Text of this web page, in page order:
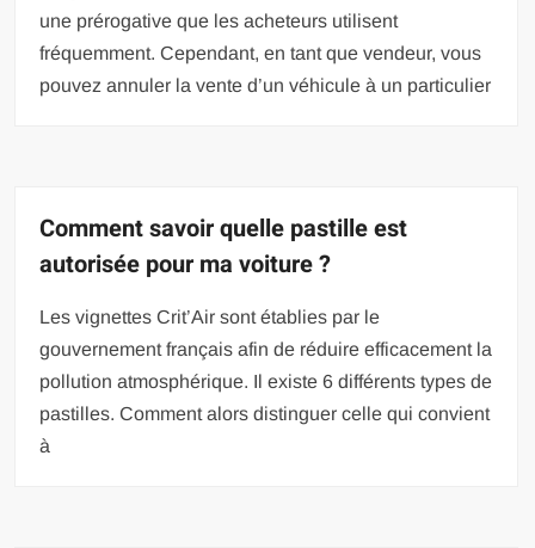
une prérogative que les acheteurs utilisent
fréquemment. Cependant, en tant que vendeur, vous
pouvez annuler la vente d’un véhicule à un particulier
Comment savoir quelle pastille est
autorisée pour ma voiture ?
Les vignettes Crit’Air sont établies par le
gouvernement français afin de réduire efficacement la
pollution atmosphérique. Il existe 6 différents types de
pastilles. Comment alors distinguer celle qui convient
à